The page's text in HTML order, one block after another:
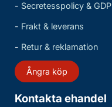
- Secretesspolicy &
- Frakt & leverans
- Retur & reklamation
Ångra köp
Kontakta ehandel